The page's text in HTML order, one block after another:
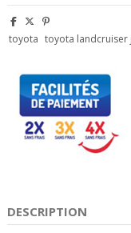
toyota toyota landcruiser
DESCRIPTION